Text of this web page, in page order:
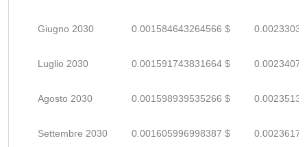
Giugno 2030 0.001584643264566 $
Luglio 2030 0.001591743831664 $
Agosto 2030 0.001598939535266 $
Settembre 2030 0.001605996998387 $